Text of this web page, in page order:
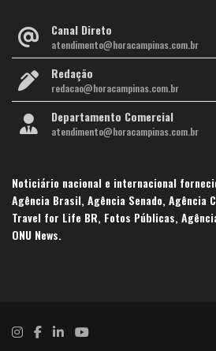
Canal Direto
atendimento@horacampinas.com.br
Redação
redacao@horacampinas.com.br
Departamento Comercial
atendimento@horacampinas.com.br
Noticiário nacional e internacional
Agência Brasil, Agência Senado, Agência
Travel for Life BR, Fotos Públicas,
ONU News.